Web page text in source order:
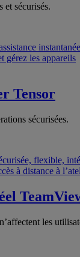
et sécurisés.
gérez les appareils
Tensor
sécurisées.
flexible,
à distance à
les